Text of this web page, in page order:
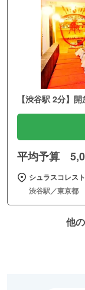
【渋谷駅 2分】
平均予算
シュラスコレス
渋谷駅／東京都
他